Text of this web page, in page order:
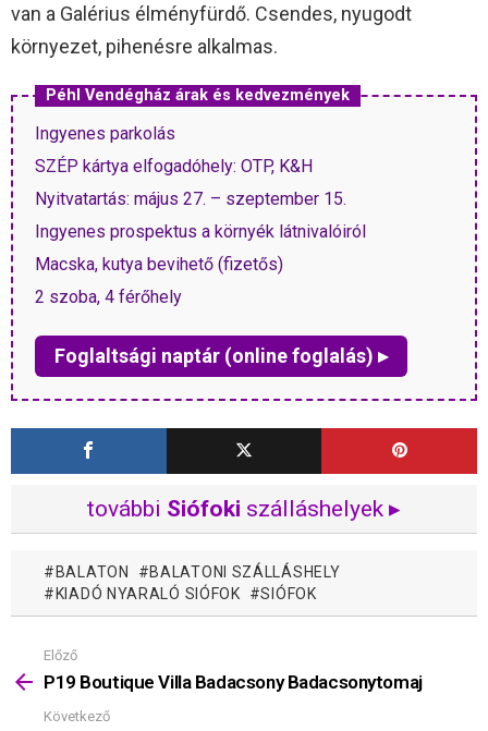
van a Galérius élményfürdő. Csendes, nyugodt
környezet, pihenésre alkalmas.
Péhl Vendégház árak és kedvezmények
Ingyenes parkolás
SZÉP kártya elfogadóhely: OTP, K&H
Nyitvatartás: május 27. – szeptember 15.
Ingyenes prospektus a környék látnivalóiról
Macska, kutya bevihető (fizetős)
2 szoba, 4 férőhely
Foglaltsági naptár (online foglalás) ▸
további Siófoki szálláshelyek ▸
BALATON
BALATONI SZÁLLÁSHELY
KIADÓ NYARALÓ SIÓFOK
SIÓFOK
Mutass
többet
Előző
P19 Boutique Villa Badacsony Badacsonytomaj
Következő